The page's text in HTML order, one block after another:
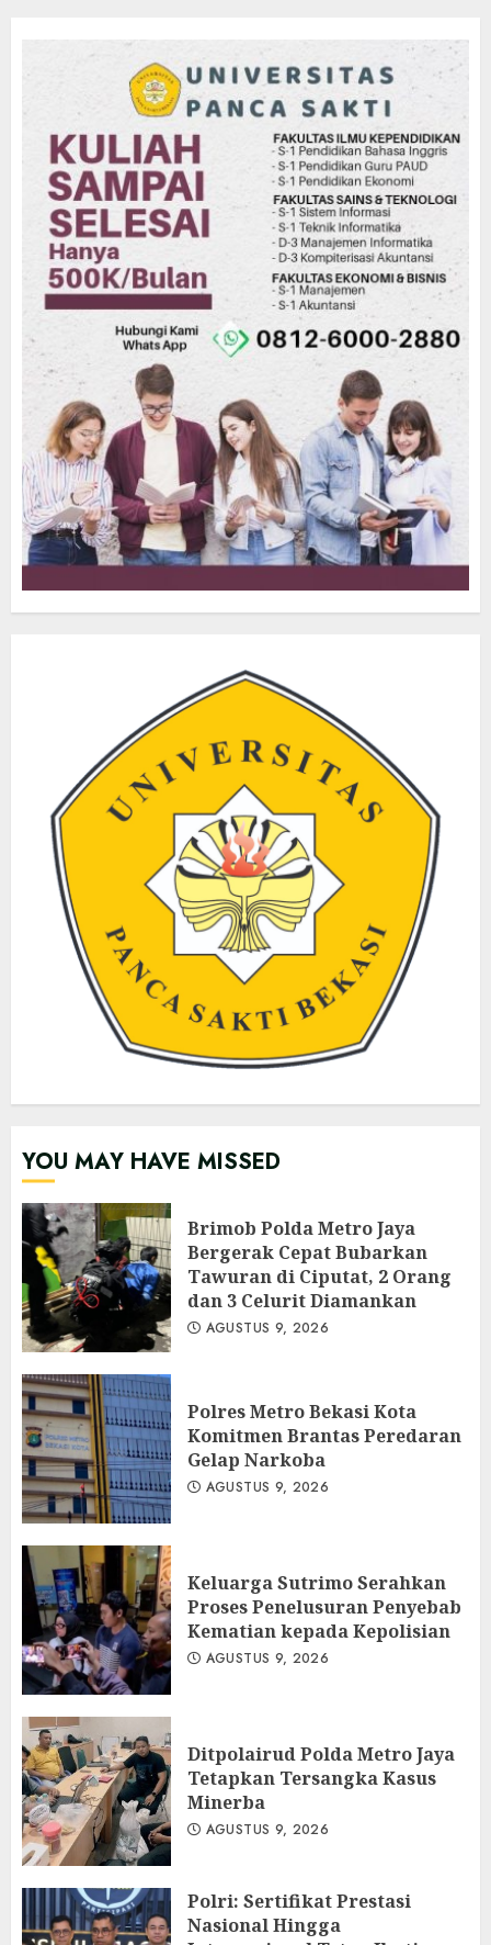
YOU MAY HAVE MISSED
Brimob Polda Metro Jaya
Bergerak Cepat Bubarkan
Tawuran di Ciputat, 2 Orang
dan 3 Celurit Diamankan
AGUSTUS 9, 2026
Polres Metro Bekasi Kota
Komitmen Brantas Peredaran
Gelap Narkoba
AGUSTUS 9, 2026
Keluarga Sutrimo Serahkan
Proses Penelusuran Penyebab
Kematian kepada Kepolisian
AGUSTUS 9, 2026
Ditpolairud Polda Metro Jaya
Tetapkan Tersangka Kasus
Minerba
AGUSTUS 9, 2026
Polri: Sertifikat Prestasi
Nasional Hingga